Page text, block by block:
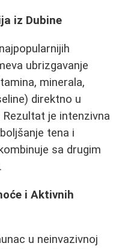
iz Dubine
ubrizgavanje
minerala,
direktno u
je intenzivna
tena i
sa drugim
i Aktivnih
u neinvazivnoj